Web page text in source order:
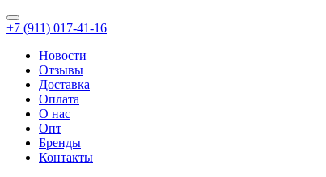
+7 (911) 017-41-16
Новости
Отзывы
Доставка
Оплата
О нас
Опт
Бренды
Контакты